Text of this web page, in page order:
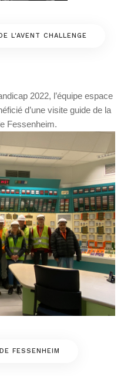
L'AVENT CHALLENGE
2022, l’équipe espace
d’une visite guide de la
Fessenheim.
FESSENHEIM